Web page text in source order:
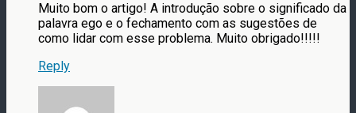
Muito bom o artigo! A introdução sobre o significado da
palavra ego e o fechamento com as sugestões de
como lidar com esse problema. Muito obrigado!!!!!
Reply